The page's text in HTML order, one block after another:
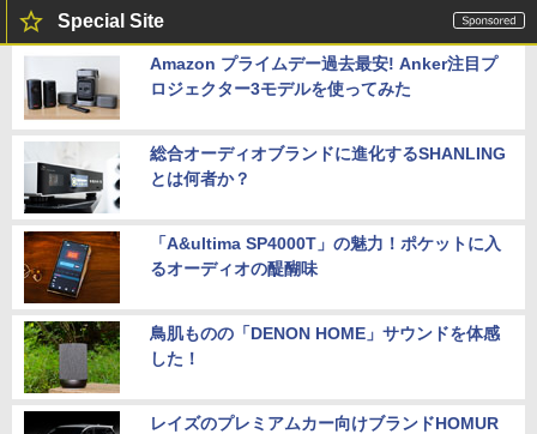
Special Site
Amazon プライムデー過去最安! Anker注目プ
ロジェクター3モデルを使ってみた
総合オーディオブランドに進化するSHANLING
とは何者か？
「A&ultima SP4000T」の魅力！ポケットに入
るオーディオの醍醐味
鳥肌ものの「DENON HOME」サウンドを体感
した！
レイズのプレミアムカー向けブランドHOMUR